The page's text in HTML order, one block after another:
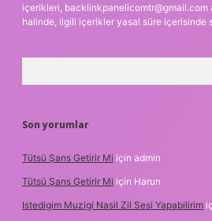
içerikleri, backlinkpanelicomtr@gmail.com
halinde, ilgili içerikler yasal süre içerisinde
Son yorumlar
Tütsü Şans Getirir Mi için admin
Tütsü Şans Getirir Mi için Harun
Istedigim Muzigi Nasil Zil Sesi Yapabilirim